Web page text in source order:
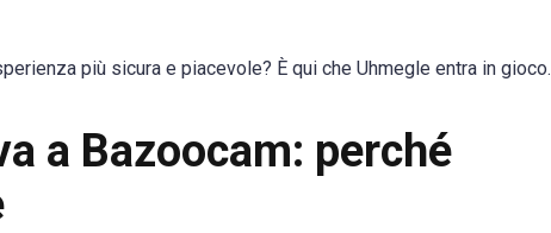
più sicura e piacevole? È qui che Uhmegle entra in gioco.
a Bazoocam: perché